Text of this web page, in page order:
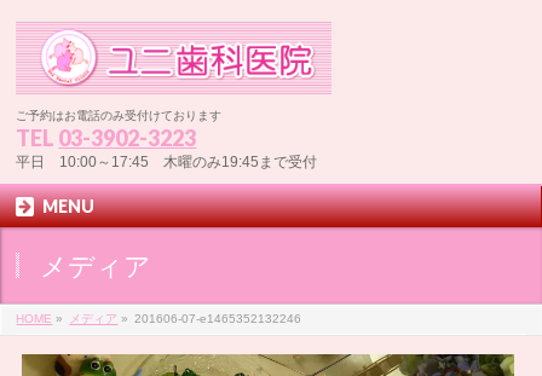
ご予約はお電話のみ受付けております
TEL 03-3902-3223
平日 10:00～17:45 木曜のみ19:45まで受付
MENU
メディア
HOME » メディア » 201606-07-e1465352132246